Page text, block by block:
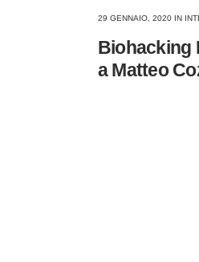
29 GENNAIO, 2020 IN
Biohacking
a Matteo